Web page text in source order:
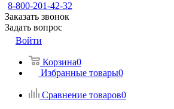
8-800-201-42-32
Заказать звонок
Задать вопрос
Войти
Корзина0
Избранные товары0
Сравнение товаров0